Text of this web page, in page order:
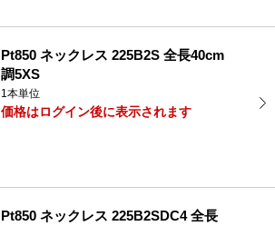
Pt850 ネックレス 225B2S 全長40cm
調5XS
1本単位
価格はログイン後に表示されます
Pt850 ネックレス 225B2SDC4 全長